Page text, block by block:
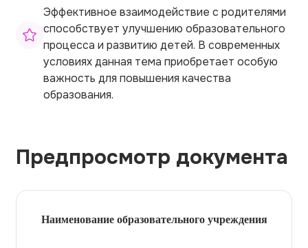
Эффективное взаимодействие с родителями
способствует улучшению образовательного
процесса и развитию детей. В современных
условиях данная тема приобретает особую
важность для повышения качества
образования.
Предпросмотр документа
Наименование образовательного учреждения